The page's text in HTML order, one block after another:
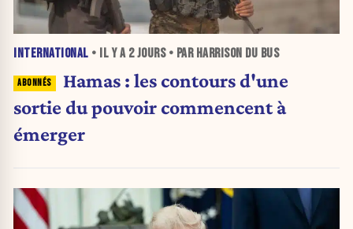
INTERNATIONAL • IL Y A 2 JOURS• PAR HARRISON DU BUS
Hamas : les contours d'une
sortie du pouvoir commencent à
émerger